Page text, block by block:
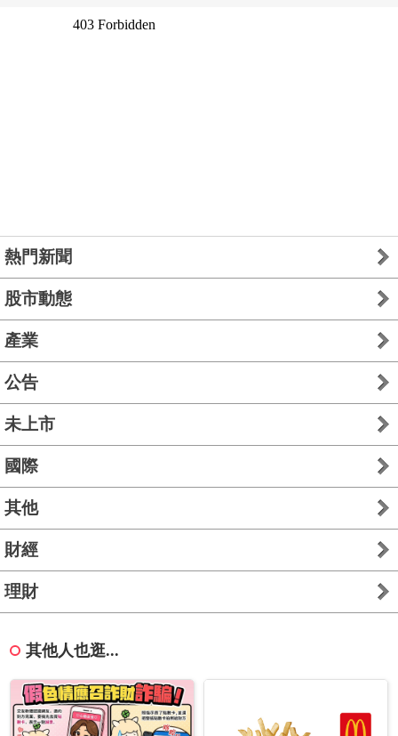
熱門新聞
股市動態
產業
公告
未上市
國際
其他
財經
理財
其他人也逛...